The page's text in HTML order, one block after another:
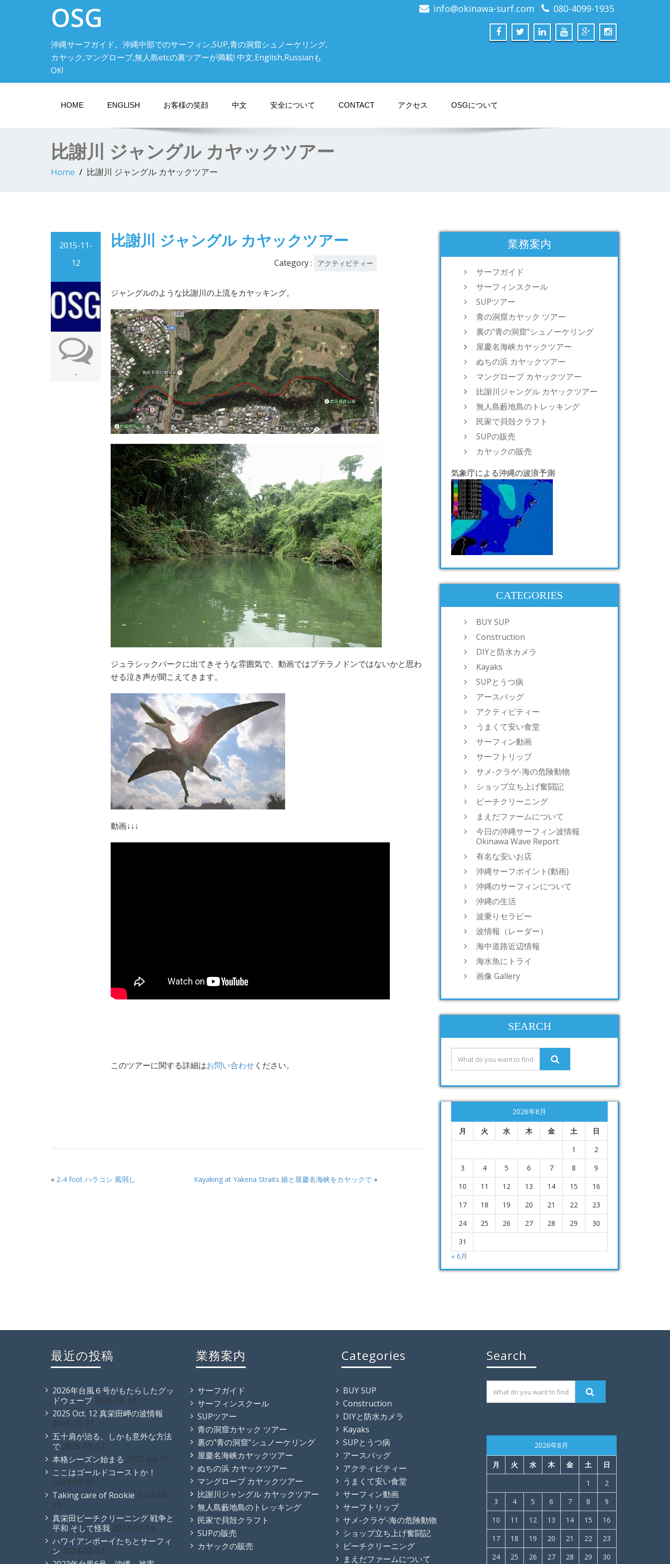
OSG
沖縄サーフガイド。沖縄中部でのサーフィン,SUP,青の洞窟シュノーケリング,
カヤック,マングローブ,無人島etcの裏ツアーが満載! 中文,English,Russianも
OK!
info@okinawa-surf.com 080-4099-1935
HOME ENGLISH お客様の笑顔 中文 安全について CONTACT アクセス OSGについて
比謝川 ジャングル カヤックツアー
Home 比謝川 ジャングル カヤックツアー
2015-11-
12
-
比謝川 ジャングル カヤックツアー
Category : アクティビティー
ジャングルのような比謝川の上流をカヤッキング。
ジュラシックパークに出てきそうな雰囲気で、動画ではプテラノドンではないかと思わ
せる泣き声が聞こえてきます。
動画↓↓↓
このツアーに関する詳細はお問い合わせください。
« 2-4 foot ハラコシ 風弱し Kayaking at Yakena Straits 娘と屋慶名海峡をカヤックで»
業務案内
サーフガイド
サーフィンスクール
SUPツアー
青の洞窟カヤック ツアー
裏の"青の洞窟"シュノーケリング
屋慶名海峡カヤックツアー
ぬちの浜 カヤックツアー
マングローブ カヤックツアー
比謝川ジャングル カヤックツアー
無人島藪地島のトレッキング
民家で貝殻クラフト
SUPの販売
カヤックの販売
気象庁による沖縄の波浪予測
CATEGORIES
BUY SUP
Construction
DIYと防水カメラ
Kayaks
SUPとうつ病
アースバッグ
アクティビティー
うまくて安い食堂
サーフィン動画
サーフトリップ
サメ-クラゲ-海の危険動物
ショップ立ち上げ奮闘記
ビーチクリーニング
まえだファームについて
今日の沖縄サーフィン波情報
Okinawa Wave Report
有名な安いお店
沖縄サーフポイント(動画)
沖縄のサーフィンについて
沖縄の生活
波乗りセラピー
波情報（レーダー）
海中道路近辺情報
海水魚にトライ
画像 Gallery
SEARCH
2026年8月
月 火 水 木 金 土
日
1
2
3
4 5 6 7 8
9
10
11 12 13 14 15
16
17
18 19 20 21 22
23
24
25 26 27 28 29
30
31
« 6月
最近の投稿
2026年台風６号がもたらしたグッ
ドウェーブ 2026-06-14
2025 Oct. 12 真栄田岬の波情報
2025-10-21
五十肩が治る、しかも意外な方法
で 2025-09-07
本格シーズン始まる 2025-04-10
ここはゴールドコーストか！
2024-09-09
Taking care of Rookie 2024-08-
22
真栄田ビーチクリーニング 戦争と
平和 そして怪我 2024-03-04
ハワイアンボーイたちとサーフィ
ン 2024-02-04
業務案内
サーフガイド
サーフィンスクール
SUPツアー
青の洞窟カヤック ツアー
裏の"青の洞窟"シュノーケリング
屋慶名海峡カヤックツアー
ぬちの浜 カヤックツアー
マングローブ カヤックツアー
比謝川ジャングル カヤックツアー
無人島藪地島のトレッキング
民家で貝殻クラフト
SUPの販売
カヤックの販売
Categories
BUY SUP
Construction
DIYと防水カメラ
Kayaks
SUPとうつ病
アースバッグ
アクティビティー
うまくて安い食堂
サーフィン動画
サーフトリップ
サメ-クラゲ-海の危険動物
ショップ立ち上げ奮闘記
ビーチクリーニング
まえだファームについて
Search
2026年8月
月 火 水 木 金 土
日
1
2
3
4 5 6 7 8
9
10
11 12 13 14 15
16
17
18 19 20 21 22
23
24
25 26 27 28 29 30